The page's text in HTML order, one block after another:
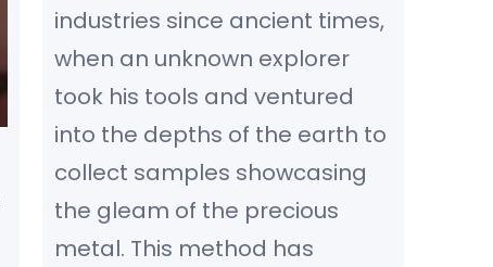
industries since ancient times,
when an unknown explorer
took his tools and ventured
into the depths of the earth to
collect samples showcasing
the gleam of the precious
metal. This method has